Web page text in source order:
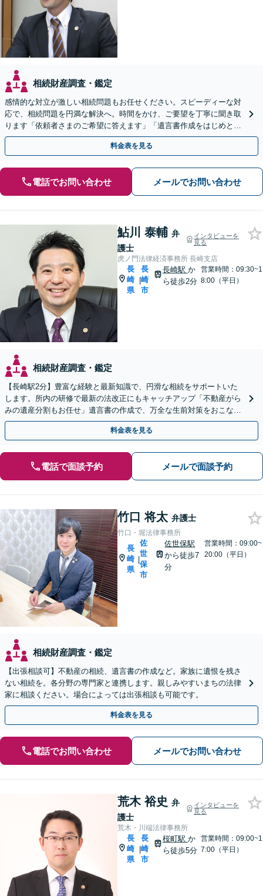
相続財産調査・鑑定
感情的な対立が激しい相続問題もお任せください。スピーディーな対
応で、相続問題を円満な解決へ。時間をかけ、ご要望を丁寧に聞き取
ります「依頼者さまのご希望に答えます」「遺言書作成をはじめとし
た「終活」もサポート」【バリアフリー】【完全個室対応】
料金表を見る
電話でお問い合わせ メールでお問い合わせ
鮎川 泰輔 弁
護士
インタビューを
見る
虎ノ門法律経済事務所 長崎支店
長
崎
県
|
長
崎
市
長崎駅 か
ら徒歩2分
営業時間：09:30~1
8:00（平日）
相続財産調査・鑑定
【長崎駅2分】豊富な経験と最新知識で、円滑な相続をサポートいた
します。所内の研修で最新の法改正にもキャッチアップ「不動産がら
みの遺産分割もお任せ」遺言書の作成で、万全な生前対策をおこない
ましょう【夜間・休日面談可】
料金表を見る
電話で面談予約 メールで面談予約
竹口 将太 弁護士
竹口・堀法律事務所
長
崎
県
|
佐
世
保
市
佐世保駅
から徒歩7
分
営業時間：09:00~
20:00（平日）
相続財産調査・鑑定
【出張相談可】不動産の相続、遺言書の作成など。家族に遺恨を残さ
ない相続を。各分野の専門家と連携します。親しみやすいまちの法律
家に相談ください。場合によっては出張相談も可能です。
料金表を見る
電話でお問い合わせ メールでお問い合わせ
荒木 裕史 弁
護士
インタビューを
見る
荒木・川端法律事務所
長
崎
県
|
長
崎
市
桜町駅 か
ら徒歩5分
営業時間：09:00~1
7:00（平日）